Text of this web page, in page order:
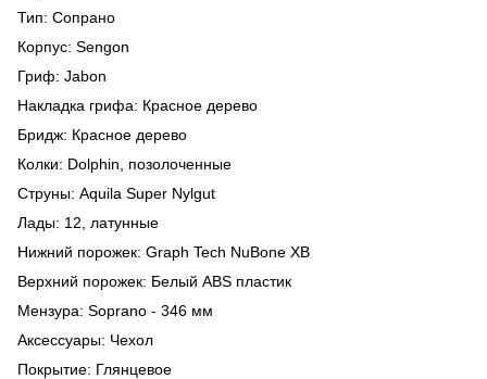
Тип: Сопрано
Корпус: Sengon
Гриф: Jabon
Накладка грифа: Красное дерево
Бридж: Красное дерево
Колки: Dolphin, позолоченные
Струны: Aquila Super Nylgut
Лады: 12, латунные
Нижний порожек: Graph Tech NuBone XB
Верхний порожек: Белый ABS пластик
Мензура: Soprano - 346 мм
Аксессуары: Чехол
Покрытие: Глянцевое